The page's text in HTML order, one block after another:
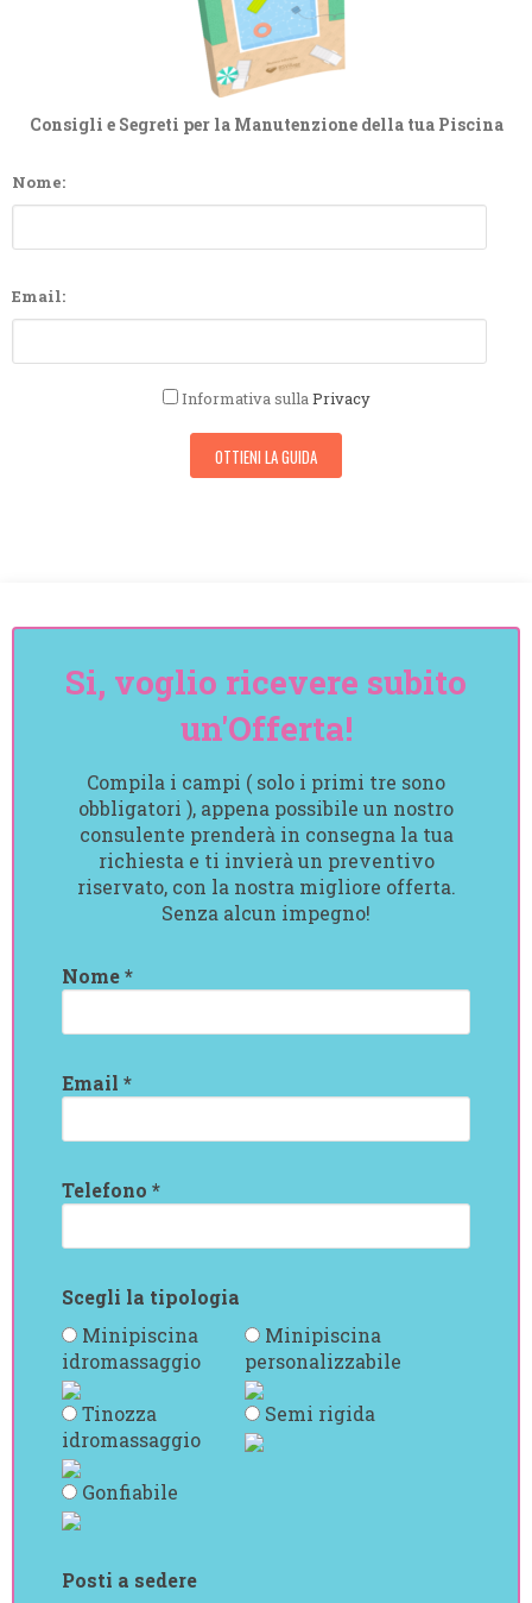
Consigli e Segreti per la Manutenzione della tua Piscina
Nome:
Email:
Informativa sullaPrivacy
Si, voglio ricevere subito
un'Offerta!
Compila i campi ( solo i primi tre sono
obbligatori ), appena possibile un nostro
consulente prenderà in consegna la tua
richiesta e ti invierà un preventivo
riservato, con la nostra migliore offerta.
Senza alcun impegno!
Nome *
Email *
Telefono *
Scegli la tipologia
Minipiscina
idromassaggio
Minipiscina
personalizzabile
Tinozza
idromassaggio
Semi rigida
Gonfiabile
Posti a sedere